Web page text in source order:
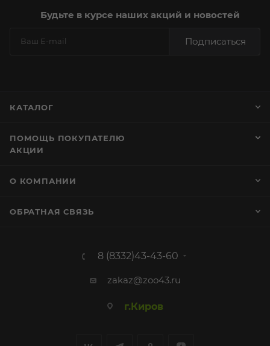
Будьте в курсе наших акций и новостей
Подписаться
КАТАЛОГ
ПОМОЩЬ ПОКУПАТЕЛЮ
АКЦИИ
О КОМПАНИИ
ОБРАТНАЯ СВЯЗЬ
8 (8332)43-43-60
zakaz@zoo43.ru
г.Киров